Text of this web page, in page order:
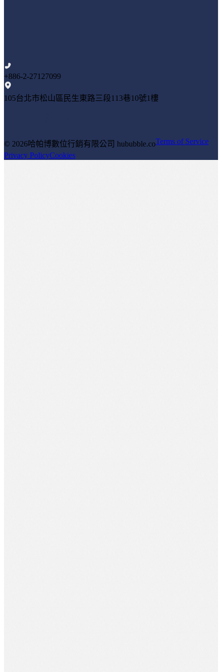
+886-2-27127099
105台北市松山區民生東路三段113巷10號1樓
© 2026哈帕博數位行銷有限公司 hububble.coTerms of Service
Privacy PolicyCookies